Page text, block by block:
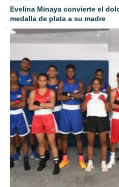
Evelina Minaya convierte el
medalla de plata a su madre